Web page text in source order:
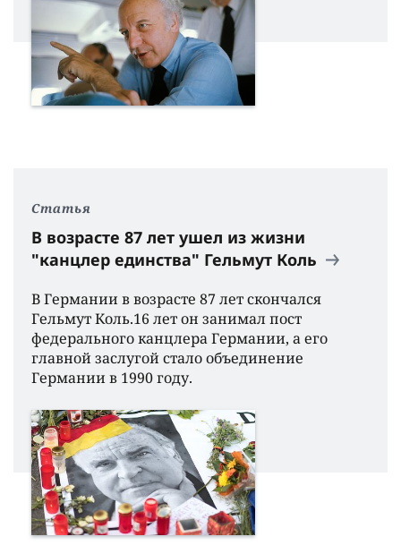
Статья
В возрасте 87 лет ушел из жизни
"канцлер единства" Гельмут Коль
В Германии в возрасте 87 лет скончался
Гельмут Коль.16 лет он занимал пост
федерального канцлера Германии, а его
главной заслугой стало объединение
Германии в 1990 году.